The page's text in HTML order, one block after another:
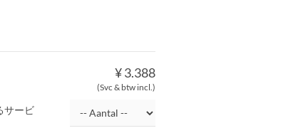
¥ 3.388
(Svc & btw incl.)
サービ